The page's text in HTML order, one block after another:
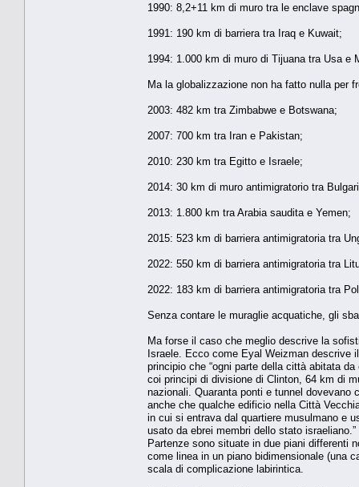
1990: 8,2+11 km di muro tra le enclave
1991: 190 km di barriera tra Iraq e Kuwait;
1994: 1.000 km di muro di Tijuana tra Usa e
Ma la globalizzazione non ha fatto nulla per
2003: 482 km tra Zimbabwe e Botswana;
2007: 700 km tra Iran e Pakistan;
2010: 230 km tra Egitto e Israele;
2014: 30 km di muro antimigratorio tra
2013: 1.800 km tra Arabia saudita e Yemen;
2015: 523 km di barriera antimigratoria tra
2022: 550 km di barriera antimigratoria tra
2022: 183 km di barriera antimigratoria tra
Senza contare le muraglie acquatiche, gli
Ma forse il caso che meglio descrive la
Israele. Ecco come Eyal Weizman descrive
principio che “ogni parte della città abitata
coi principi di divisione di Clinton, 64 km di
nazionali. Quaranta ponti e tunnel
anche che qualche edificio nella Città
in cui si entrava dal quartiere musulmano e
usato da ebrei membri dello stato
Partenze sono situate in due piani differenti
come linea in un piano bidimensionale (una
scala di complicazione labirintica.